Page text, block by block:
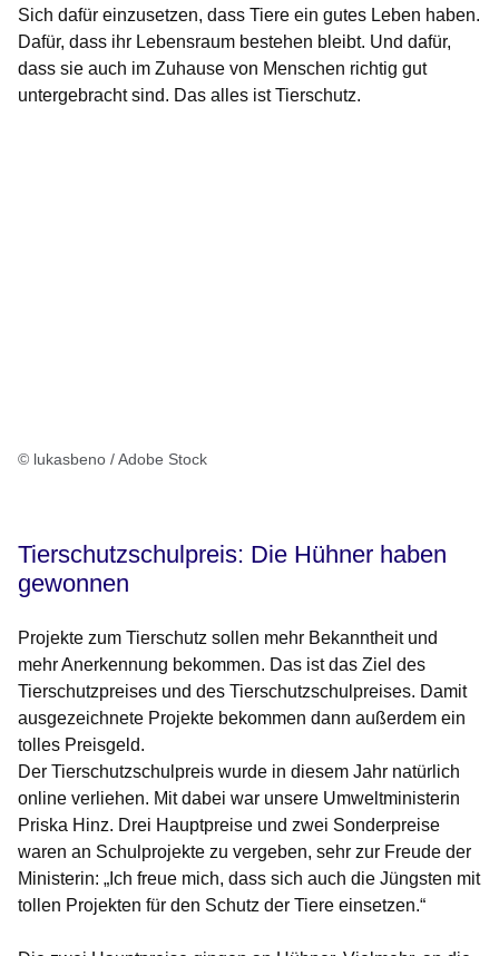
Sich dafür einzusetzen, dass Tiere ein gutes Leben haben.
Dafür, dass ihr Lebensraum bestehen bleibt. Und dafür,
dass sie auch im Zuhause von Menschen richtig gut
untergebracht sind. Das alles ist Tierschutz.
© lukasbeno / Adobe Stock
Tierschutzschulpreis: Die Hühner haben
gewonnen
Projekte zum Tierschutz sollen mehr Bekanntheit und
mehr Anerkennung bekommen. Das ist das Ziel des
Tierschutzpreises und des Tierschutzschulpreises. Damit
ausgezeichnete Projekte bekommen dann außerdem ein
tolles Preisgeld.
Der Tierschutzschulpreis wurde in diesem Jahr natürlich
online verliehen. Mit dabei war unsere Umweltministerin
Priska Hinz. Drei Hauptpreise und zwei Sonderpreise
waren an Schulprojekte zu vergeben, sehr zur Freude der
Ministerin: „Ich freue mich, dass sich auch die Jüngsten mit
tollen Projekten für den Schutz der Tiere einsetzen.“